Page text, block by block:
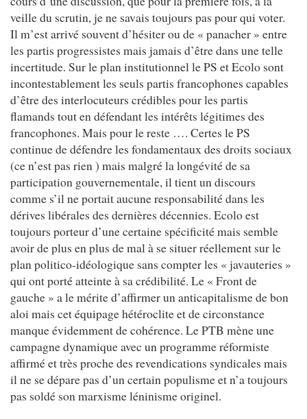
veille du scrutin, je ne savais toujours pas pour qui voter.
Il m’est arrivé souvent d’hésiter ou de « panacher » entre
les partis progressistes mais jamais d’être dans une telle
incertitude. Sur le plan institutionnel le PS et Ecolo sont
incontestablement les seuls partis francophones capables
d’être des interlocuteurs crédibles pour les partis
flamands tout en défendant les intérêts légitimes des
francophones. Mais pour le reste …. Certes le PS
continue de défendre les fondamentaux des droits sociaux
(ce n’est pas rien ) mais malgré la longévité de sa
participation gouvernementale, il tient un discours
comme s’il ne portait aucune responsabilité dans les
dérives libérales des dernières décennies. Ecolo est
toujours porteur d’une certaine spécificité mais semble
avoir de plus en plus de mal à se situer réellement sur le
plan politico-idéologique sans compter les « javauteries »
qui ont porté atteinte à sa crédibilité. Le « Front de
gauche » a le mérite d’affirmer un anticapitalisme de bon
aloi mais cet équipage hétéroclite et de circonstance
manque évidemment de cohérence. Le PTB mène une
campagne dynamique avec un programme réformiste
affirmé et très proche des revendications syndicales mais
il ne se dépare pas d’un certain populisme et n’a toujours
pas soldé son marxisme léninisme originel.